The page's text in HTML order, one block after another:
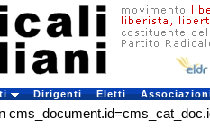
Dirigenti Eletti